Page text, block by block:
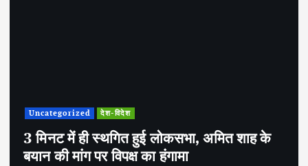
Uncategorized देश-विदेश
3 मिनट में ही स्थगित हुई लोकसभा, अमित शाह के
बयान की मांग पर विपक्ष का हंगामा